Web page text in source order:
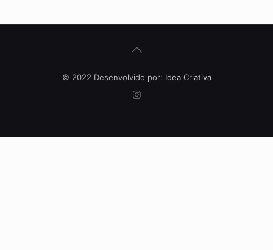
© 2022 Desenvolvido por: Idea Criativa